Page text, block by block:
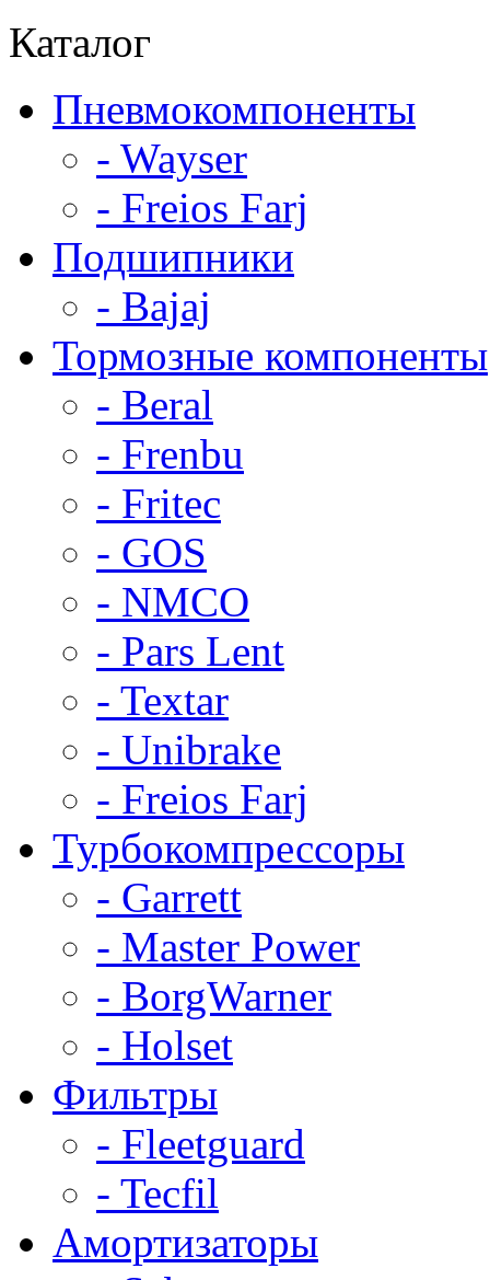
Каталог
Пневмокомпоненты
- Wayser
- Freios Farj
Подшипники
- Bajaj
Тормозные компоненты
- Beral
- Frenbu
- Fritec
- GOS
- NMCO
- Pars Lent
- Textar
- Unibrake
- Freios Farj
Турбокомпрессоры
- Garrett
- Master Power
- BorgWarner
- Holset
Фильтры
- Fleetguard
- Tecfil
Амортизаторы